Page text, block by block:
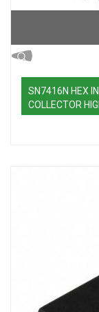
SN7416N HEX
COLLECTOR